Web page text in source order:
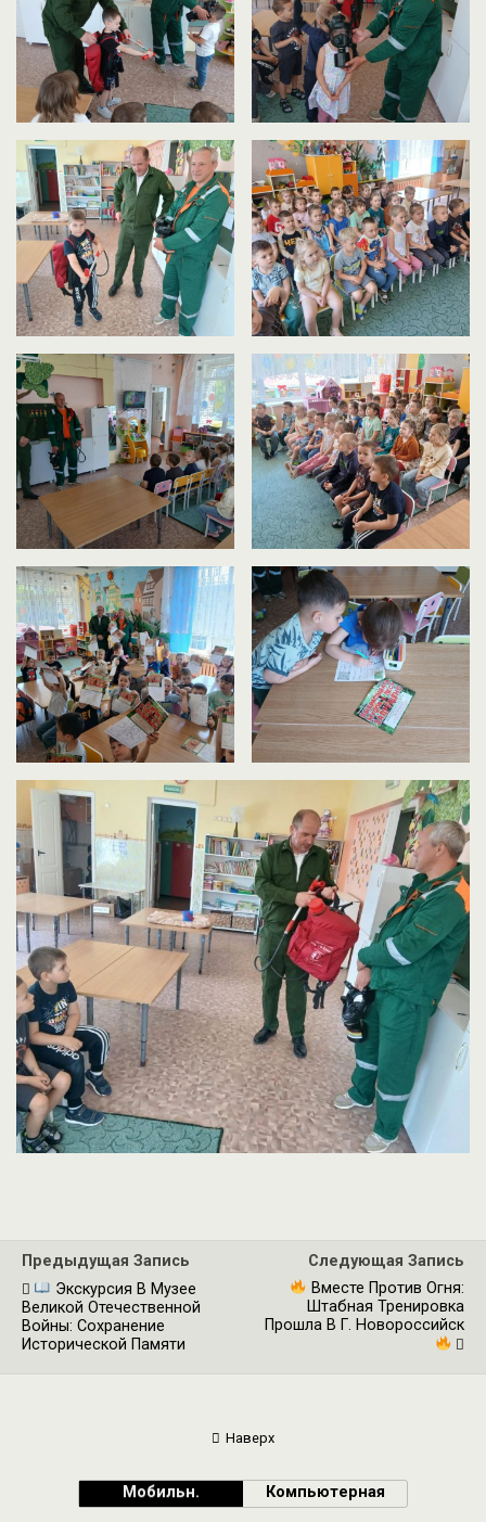
Предыдущая Запись
Экскурсия В Музее
Великой Отечественной
Войны: Сохранение
Исторической Памяти
Следующая Запись
Вместе Против Огня:
Штабная Тренировка
Прошла В Г. Новороссийск
Наверх
Мобильн. Компьютерная